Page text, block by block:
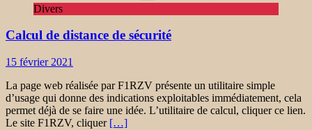
Divers
Calcul de distance de sécurité
15 février 2021
La page web réalisée par F1RZV présente un utilitaire simple
d’usage qui donne des indications exploitables immédiatement, cela
permet déjà de se faire une idée. L’utilitaire de calcul, cliquer ce lien.
Le site F1RZV, cliquer […]